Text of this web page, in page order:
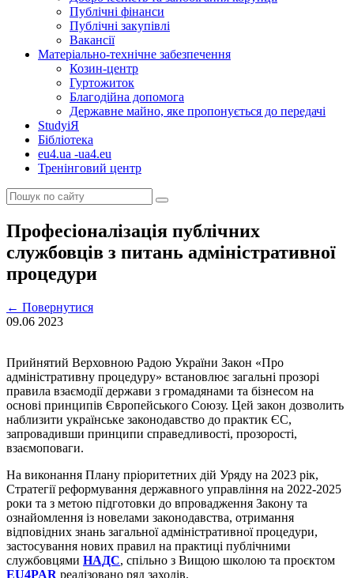
Публічні фінанси
Публічні закупівлі
Вакансії
Матеріально-технічне забезпечення
Козин-центр
Гуртожиток
Благодійна допомога
Державне майно, яке пропонується до передачі
StudyіЯ
Бібліотека
eu4.ua -ua4.eu
Тренінговий центр
Професіоналізація публічних
службовців з питань адміністративної
процедури
← Повернутися
09.06 2023
Прийнятий Верховною Радою України Закон «Про
адміністративну процедуру» встановлює загальні прозорі
правила взаємодії держави з громадянами та бізнесом на
основі принципів Європейського Союзу. Цей закон дозволить
наблизити українське законодавство до практик ЄС,
запровадивши принципи справедливості, прозорості,
взаємоповаги.
На виконання Плану пріоритетних дій Уряду на 2023 рік,
Стратегії реформування державного управління на 2022-2025
роки та з метою підготовки до впровадження Закону та
ознайомлення із новелами законодавства, отримання
відповідних знань загальної адміністративної процедури,
застосування нових правил на практиці публічними
службовцями НАДС, спільно з Вищою школою та проєктом
EU4PAR реалізовано ряд заходів.